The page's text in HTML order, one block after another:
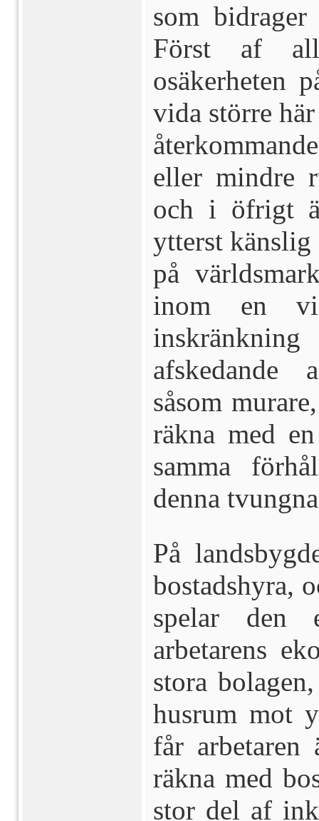
som
Först af
osäkerheten
vida större
eller mindre
och i öfrigt
ytterst
på
inom en
afskedande
såsom
räkna med
samma
denna
På
bostadshyra,
spelar den
arbetarens
stora
husrum mot
får arbetaren
räkna med
stor del af